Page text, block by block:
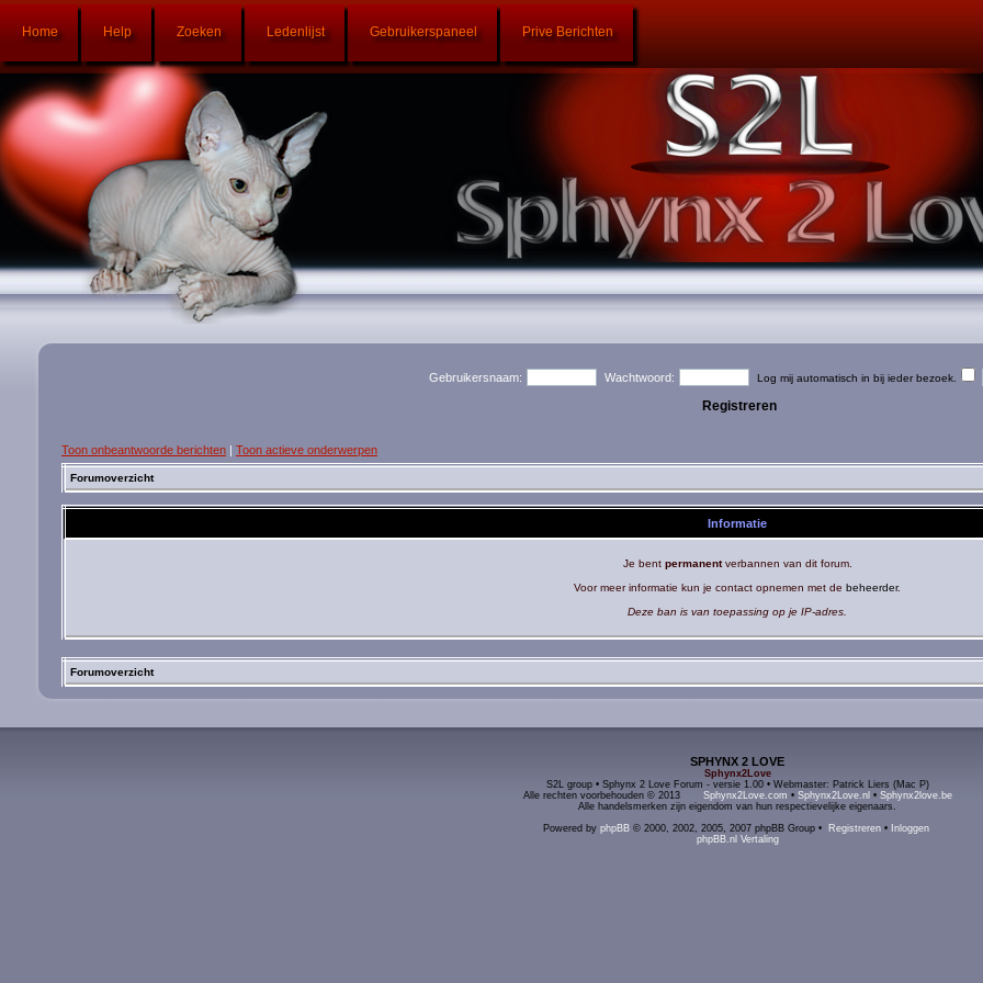
Home Help Zoeken Ledenlijst Gebruikerspaneel Prive Berichten
Gebruikersnaam: Wachtwoord: Log mij automatisch in bij ieder bezoek.
Registreren
Toon onbeantwoorde berichten | Toon actieve onderwerpen
Forumoverzicht
Informatie
Je bent permanentverbannen van dit forum.
Voor meer informatie kun je contact opnemen met de beheerder.
Deze ban is van toepassing op je IP-adres.
Forumoverzicht
SPHYNX 2 LOVE
Sphynx2Love
S2L group • Sphynx 2 Love Forum - versie 1.00 • Webmaster: Patrick Liers (Mac P)
Alle rechten voorbehouden © 2013 Sphynx2Love.com • Sphynx2Love.nl • Sphynx2love.be
Alle handelsmerken zijn eigendom van hun respectievelijke eigenaars.
Powered by phpBB© 2000, 2002, 2005, 2007 phpBB Group • Registreren• Inloggen
phpBB.nl Vertaling